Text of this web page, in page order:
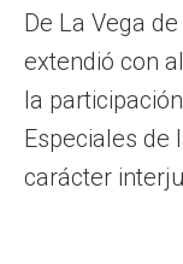
De La Vega
extendió con
la
Especiales de
carácter